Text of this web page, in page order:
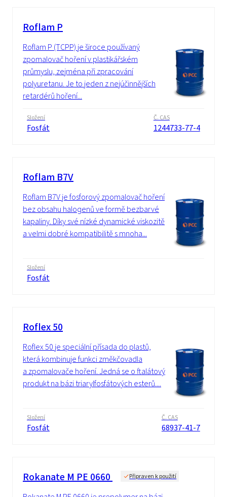
Roflam P
Roflam P (TCPP) je široce používaný
zpomalovač hoření v plastikářském
průmyslu, zejména při zpracování
polyuretanu. Je to jeden z nejúčinnějších
retardérů hoření...
Složení
Fosfát
Č. CAS
1244733-77-4
Roflam B7V
Roflam B7V je fosforový zpomalovač hoření
bez obsahu halogenů ve formě bezbarvé
kapaliny. Díky své nízké dynamické viskozitě
a velmi dobré kompatibilitě s mnoha...
Složení
Fosfát
Roflex 50
Roflex 50 je speciální přísada do plastů,
která kombinuje funkci změkčovadla
a zpomalovače hoření. Jedná se o ftalátový
produkt na bázi triarylfosfátových esterů....
Složení
Fosfát
Č. CAS
68937-41-7
Rokanate M PE 0660 Připraven k použití